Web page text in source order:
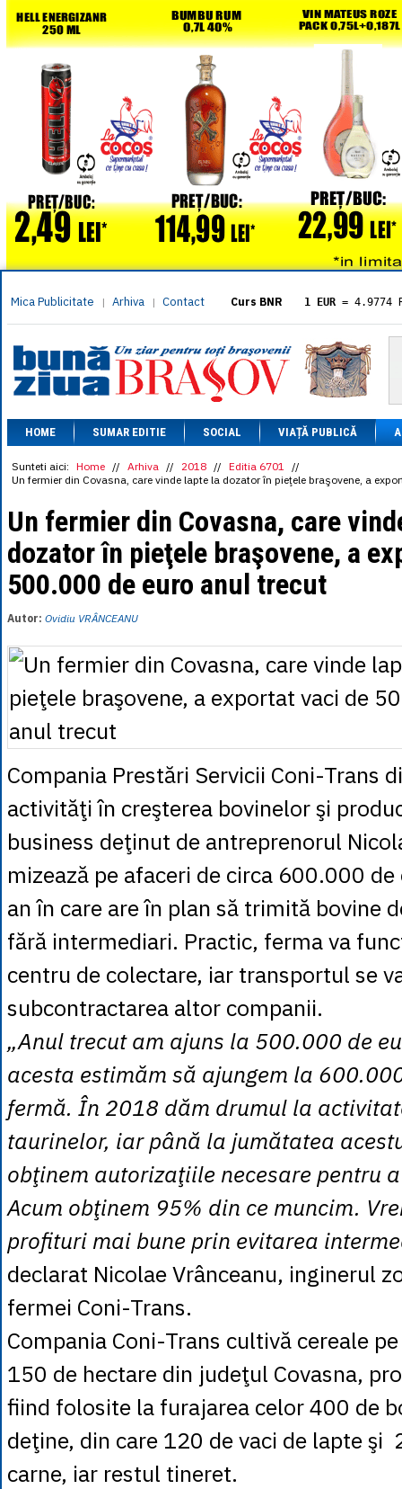
Mica Publicitate | Arhiva | Contact Curs BNR 1 EUR = 4.9774
= 5.8304
1 XAU= 464.4611
1 AED= 1.1933
1 AUD= 2.7957
1 BGN= 2.5449
1 CAD= 3.1559
1 CHF= 5.2813
1 CZK= 0.1993
= 0.0860
1 HUF= 1.2223
1 INR
= 0.0513
1 JPY= 3.0556
1 KRW
1 MDL
1 PLN= 1.1646
1 RSD = 0.0425
= 0.0530
1 SEK= 0.4526
1 ZAR= 0.2318
HOME SUMAR EDITIE SOCIAL VIAȚĂ PUBLICĂ
Sunteti aici: Home // Arhiva // 2018 // Editia 6701 //
Un fermier din Covasna, care vinde lapte la dozator în pieţele braşovene, a
Un fermier din Covasna, care
dozator în pieţele braşovene, a
500.000 de euro anul trecut
Autor: Ovidiu VRÂNCEANU
Compania Prestări Servicii Coni-Trans
activităţi în creşterea bovinelor şi
business deţinut de antreprenorul
mizează pe afaceri de circa 600.000
an în care are în plan să trimită bovine
fără intermediari. Practic, ferma va
centru de colectare, iar transportul se
subcontractarea altor companii.
„Anul trecut am ajuns la 500.000 de
acesta estimăm să ajungem la
fermă. În 2018 dăm drumul la
taurinelor, iar până la jumătatea
obţinem autorizaţiile necesare pentru
Acum obţinem 95% din ce muncim.
profituri mai bune prin evitarea
declarat Nicolae Vrânceanu, inginerul
fermei Coni-Trans.
Compania Coni-Trans cultivă cereale
150 de hectare din judeţul Covasna,
fiind folosite la furajarea celor 400 de
deţine, din care 120 de vaci de lapte şi
carne, iar restul tineret.